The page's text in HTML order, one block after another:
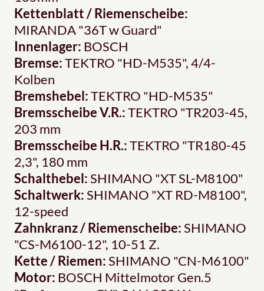
Kettenblatt / Riemenscheibe:
MIRANDA "36T w Guard"
Innenlager: BOSCH
Bremse:TEKTRO "HD-M535", 4/4-
Kolben
Bremshebel:TEKTRO "HD-M535"
Bremsscheibe V.R.:TEKTRO "TR203-45,
203 mm
Bremsscheibe H.R.:TEKTRO "TR180-45
2,3", 180 mm
Schalthebel:SHIMANO "XT SL-M8100"
Schaltwerk:SHIMANO "XT RD-M8100",
12-speed
Zahnkranz / Riemenscheibe:SHIMANO
"CS-M6100-12", 10-51 Z.
Kette / Riemen:SHIMANO "CN-M6100"
Motor: BOSCH Mittelmotor Gen.5